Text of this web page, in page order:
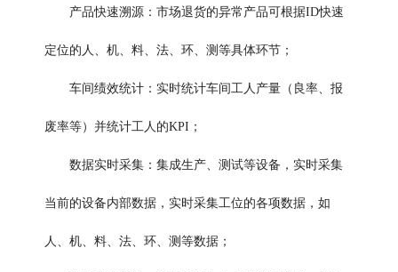
产品快速溯源：市场退货的异常产品可根据ID快速
定位的人、机、料、法、环、测等具体环节；
车间绩效统计：实时统计车间工人产量（良率、报
废率等）并统计工人的KPI；
数据实时采集：集成生产、测试等设备，实时采集
当前的设备内部数据，实时采集工位的各项数据，如
人、机、料、法、环、测等数据；